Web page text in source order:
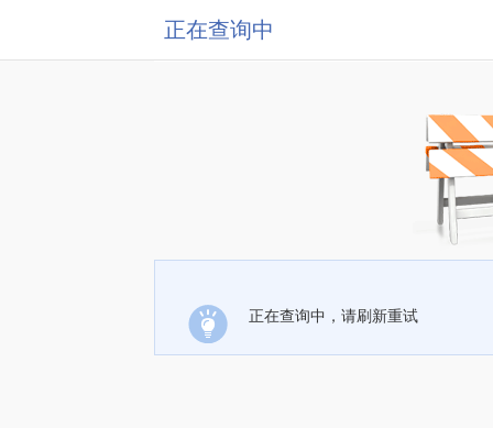
正在查询中
正在查询中，请刷新重试